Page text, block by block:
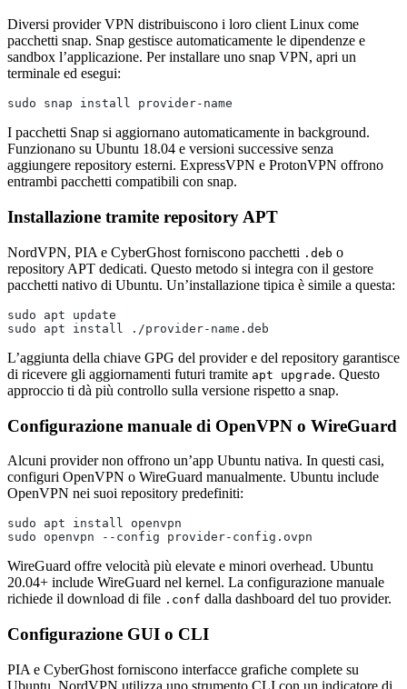
Diversi provider VPN distribuiscono i loro client Linux come
pacchetti snap. Snap gestisce automaticamente le dipendenze e
sandbox l’applicazione. Per installare uno snap VPN, apri un
terminale ed esegui:
sudo snap install provider-name
I pacchetti Snap si aggiornano automaticamente in background.
Funzionano su Ubuntu 18.04 e versioni successive senza
aggiungere repository esterni. ExpressVPN e ProtonVPN offrono
entrambi pacchetti compatibili con snap.
Installazione tramite repository APT
NordVPN, PIA e CyberGhost forniscono pacchetti .deb o
repository APT dedicati. Questo metodo si integra con il gestore
pacchetti nativo di Ubuntu. Un’installazione tipica è simile a questa:
sudo apt update
sudo apt install ./provider-name.deb
L’aggiunta della chiave GPG del provider e del repository garantisce
di ricevere gli aggiornamenti futuri tramite apt upgrade. Questo
approccio ti dà più controllo sulla versione rispetto a snap.
Configurazione manuale di OpenVPN o WireGuard
Alcuni provider non offrono un’app Ubuntu nativa. In questi casi,
configuri OpenVPN o WireGuard manualmente. Ubuntu include
OpenVPN nei suoi repository predefiniti:
sudo apt install openvpn
sudo openvpn --config provider-config.ovpn
WireGuard offre velocità più elevate e minori overhead. Ubuntu
20.04+ include WireGuard nel kernel. La configurazione manuale
richiede il download di file .conf dalla dashboard del tuo provider.
Configurazione GUI o CLI
PIA e CyberGhost forniscono interfacce grafiche complete su
Ubuntu. NordVPN utilizza uno strumento CLI con un indicatore di